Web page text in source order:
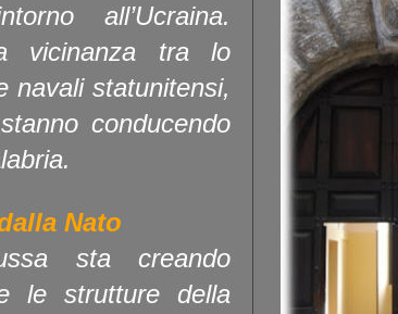
all’Ucraina.
vicinanza tra lo
navali statunitensi,
conducendo
Nato
sta creando
le strutture della